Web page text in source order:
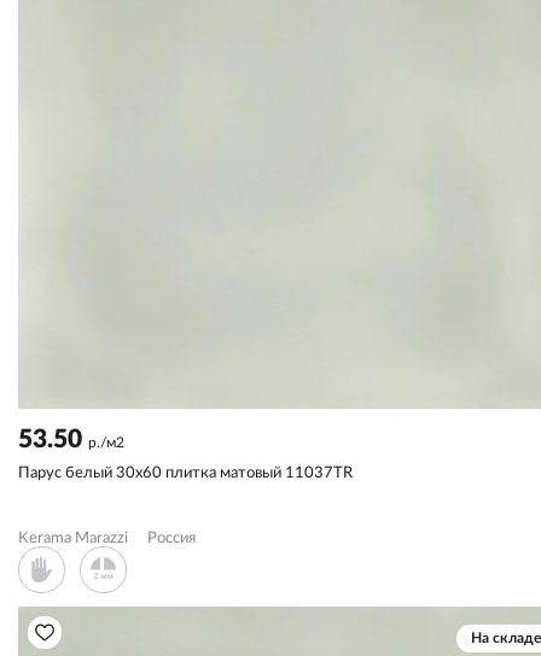
53.50 р./м2
Парус белый 30x60 плитка матовый 11037TR
Kerama Marazzi Россия
На складе